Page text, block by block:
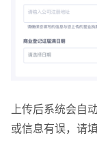
上传后系统会自
或信息有误，请